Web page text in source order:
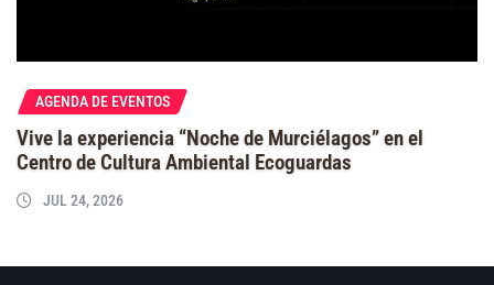
AGENDA DE EVENTOS
Vive la experiencia “Noche de Murciélagos” en el
Centro de Cultura Ambiental Ecoguardas
JUL 24, 2026